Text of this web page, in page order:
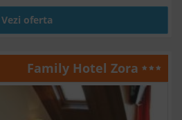
Vezi oferta
Family Hotel Zora